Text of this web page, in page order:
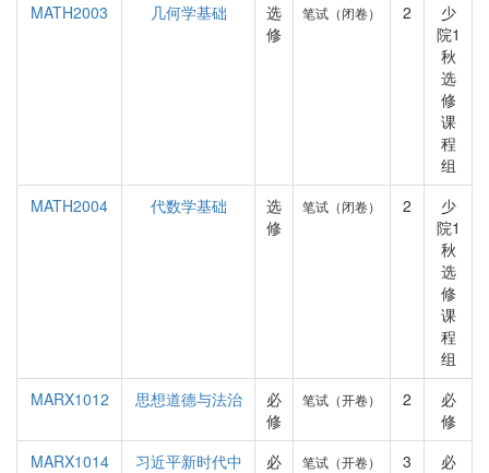
MATH2003
几何学基础
选
修
笔试（闭卷） 2
少
院1
秋
选
修
课
程
组
MATH2004
代数学基础
选
修
笔试（闭卷） 2
少
院1
秋
选
修
课
程
组
MARX1012
思想道德与法治
必
修
笔试（开卷） 2
必
修
MARX1014
习近平新时代中
必
笔试（开卷） 3
必